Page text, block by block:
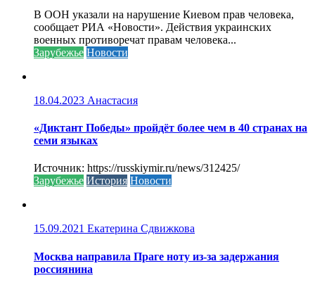
В ООН указали на нарушение Киевом прав человека,
сообщает РИА «Новости». Действия украинских
военных противоречат правам человека...
Зарубежье Новости
18.04.2023 Анастасия
«Диктант Победы» пройдёт более чем в 40 странах на
семи языках
Источник: https://russkiymir.ru/news/312425/
Зарубежье История Новости
15.09.2021 Екатерина Сдвижкова
Москва направила Праге ноту из-за задержания
россиянина